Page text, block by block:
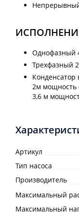
Однофазный
Трехфазный
Конденсатор
2м мощность
3,6 м
Артикул
Тип насоса
Производитель
Максимальный
Максимальный